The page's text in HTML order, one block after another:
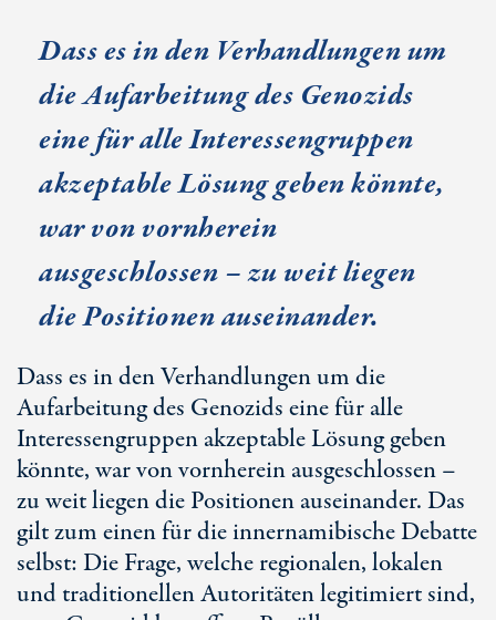
Dass es in den Verhandlungen um
die Aufarbeitung des Genozids
eine für alle Interessengruppen
akzeptable Lösung geben könnte,
war von vornherein
ausgeschlossen – zu weit liegen
die Positionen auseinander.
Dass es in den Verhandlungen um die
Aufarbeitung des Genozids eine für alle
Interessengruppen akzeptable Lösung geben
könnte, war von vornherein ausgeschlossen –
zu weit liegen die Positionen auseinander. Das
gilt zum einen für die innernamibische Debatte
selbst: Die Frage, welche regionalen, lokalen
und traditionellen Autoritäten legitimiert sind,